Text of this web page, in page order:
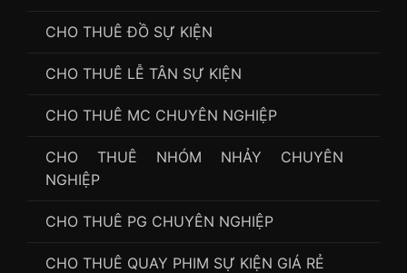
CHO THUÊ ĐỒ SỰ KIỆN
CHO THUÊ LỄ TÂN SỰ KIỆN
CHO THUÊ MC CHUYÊN NGHIỆP
CHO THUÊ NHÓM NHẢY CHUYÊN
NGHIỆP
CHO THUÊ PG CHUYÊN NGHIỆP
CHO THUÊ QUAY PHIM SỰ KIỆN GIÁ RẺ